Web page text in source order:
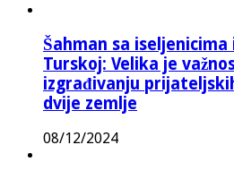
Šahman sa iseljenicima
Turskoj: Velika je
izgrađivanju
dvije zemlje
08/12/2024